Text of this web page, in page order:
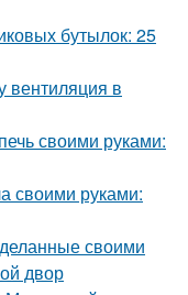
бутылок: 25
вентиляция в
своими руками:
своими руками:
своими
двор